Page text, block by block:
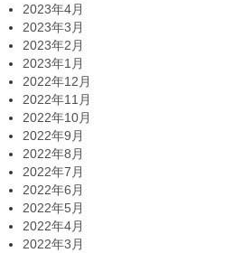
2023年4月
2023年3月
2023年2月
2023年1月
2022年12月
2022年11月
2022年10月
2022年9月
2022年8月
2022年7月
2022年6月
2022年5月
2022年4月
2022年3月